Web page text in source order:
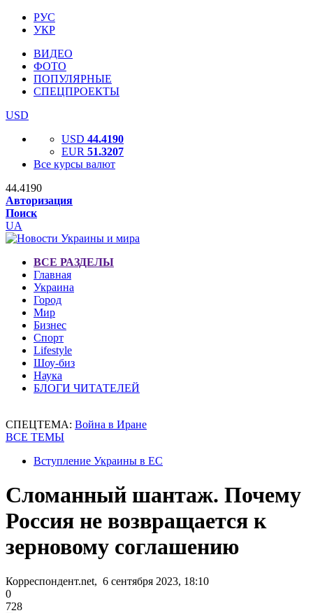
РУС
УКР
ВИДЕО
ФОТО
ПОПУЛЯРНЫЕ
СПЕЦПРОЕКТЫ
USD
USD 44.4190
EUR 51.3207
Все курсы валют
44.4190
Авторизация
Поиск
UA
ВСЕ РАЗДЕЛЫ
Главная
Украина
Город
Мир
Бизнес
Спорт
Lifestyle
Шоу-биз
Наука
БЛОГИ ЧИТАТЕЛЕЙ
СПЕЦТЕМА: Война в Иране
ВСЕ ТЕМЫ
Вступление Украины в ЕС
Сломанный шантаж. Почему
Россия не возвращается к
зерновому соглашению
Корреспондент.net, 6 сентября 2023, 18:10
0
728